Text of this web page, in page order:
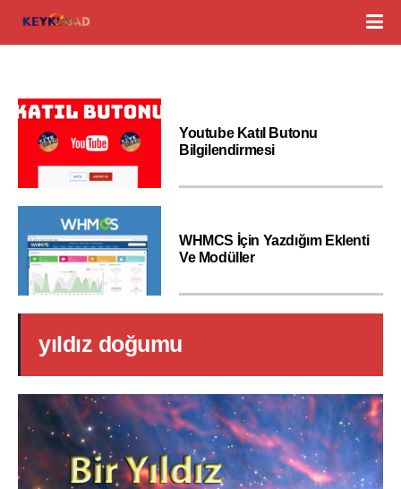
Youtube Katıl Butonu
Bilgilendirmesi
WHMCS İçin Yazdığım Eklenti
Ve Modüller
yıldız doğumu